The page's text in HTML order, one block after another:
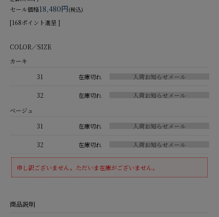
セール価格18,480円(税込)
[168ポイント進呈 ]
COLOR／SIZE
カーキ
31
在庫切れ
32
在庫切れ
ベージュ
31
在庫切れ
32 在庫切れ
申し訳ございません。ただいま在庫がございません。
商品説明